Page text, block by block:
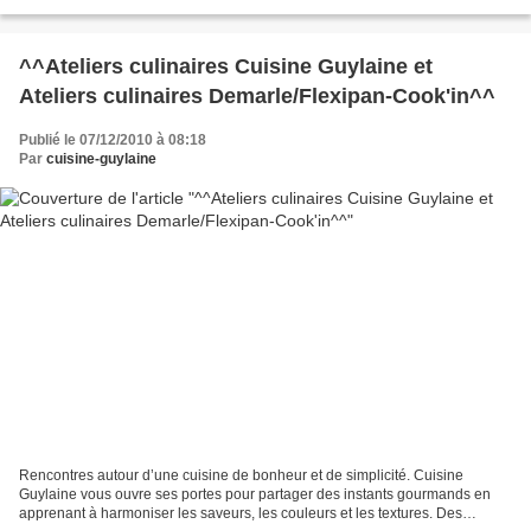
^^Ateliers culinaires Cuisine Guylaine et
Ateliers culinaires Demarle/Flexipan-Cook'in^^
Publié le 07/12/2010 à 08:18
Par cuisine-guylaine
Rencontres autour d’une cuisine de bonheur et de simplicité. Cuisine
Guylaine vous ouvre ses portes pour partager des instants gourmands en
apprenant à harmoniser les saveurs, les couleurs et les textures. Des